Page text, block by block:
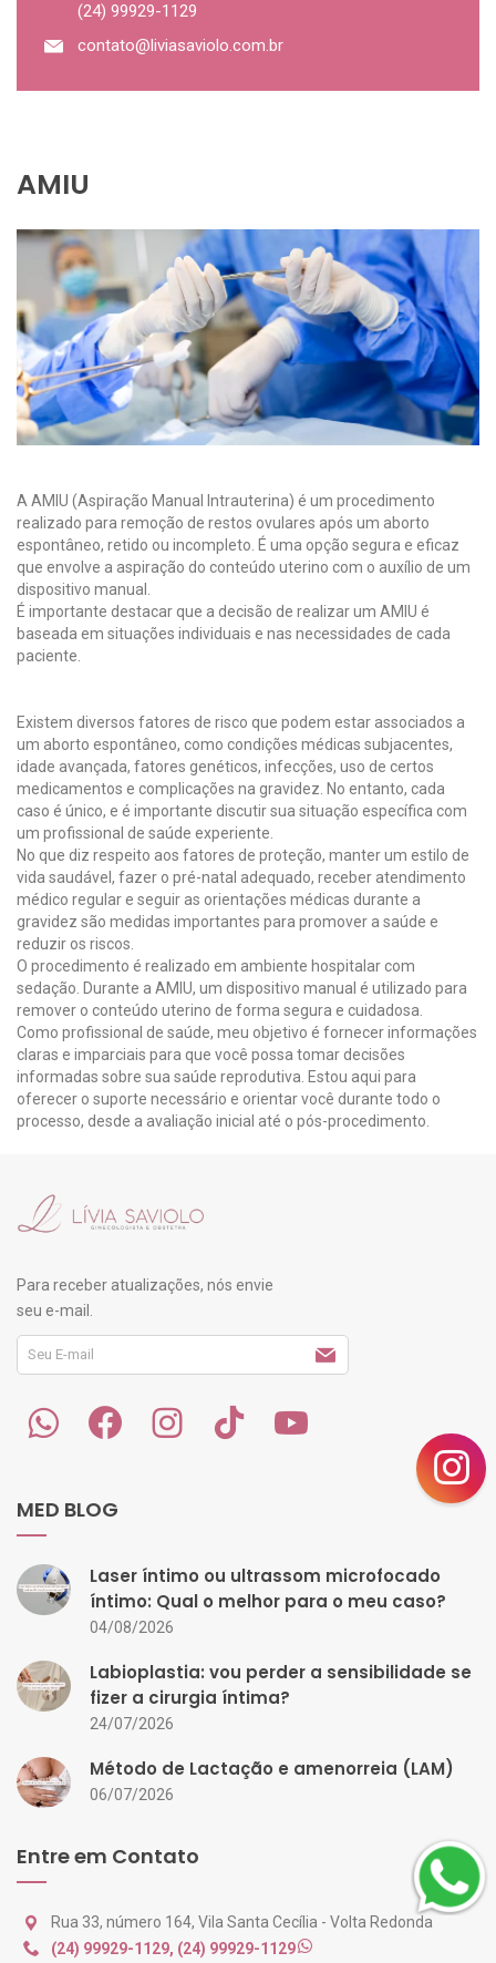
(24) 99929-1129
contato@liviasaviolo.com.br
AMIU
A AMIU (Aspiração Manual Intrauterina) é um procedimento
realizado para remoção de restos ovulares após um aborto
espontâneo, retido ou incompleto. É uma opção segura e eficaz
que envolve a aspiração do conteúdo uterino com o auxílio de um
dispositivo manual.
É importante destacar que a decisão de realizar um AMIU é
baseada em situações individuais e nas necessidades de cada
paciente.
Existem diversos fatores de risco que podem estar associados a
um aborto espontâneo, como condições médicas subjacentes,
idade avançada, fatores genéticos, infecções, uso de certos
medicamentos e complicações na gravidez. No entanto, cada
caso é único, e é importante discutir sua situação específica com
um profissional de saúde experiente.
No que diz respeito aos fatores de proteção, manter um estilo de
vida saudável, fazer o pré-natal adequado, receber atendimento
médico regular e seguir as orientações médicas durante a
gravidez são medidas importantes para promover a saúde e
reduzir os riscos.
O procedimento é realizado em ambiente hospitalar com
sedação. Durante a AMIU, um dispositivo manual é utilizado para
remover o conteúdo uterino de forma segura e cuidadosa.
Como profissional de saúde, meu objetivo é fornecer informações
claras e imparciais para que você possa tomar decisões
informadas sobre sua saúde reprodutiva. Estou aqui para
oferecer o suporte necessário e orientar você durante todo o
processo, desde a avaliação inicial até o pós-procedimento.
Para receber atualizações, nós envie
seu e-mail.
MED BLOG
Laser íntimo ou ultrassom microfocado
íntimo: Qual o melhor para o meu caso?
04/08/2026
Labioplastia: vou perder a sensibilidade se
fizer a cirurgia íntima?
24/07/2026
Método de Lactação e amenorreia (LAM)
06/07/2026
Entre em Contato
Rua 33, número 164, Vila Santa Cecília - Volta Redonda
(24) 99929-1129, (24) 99929-1129